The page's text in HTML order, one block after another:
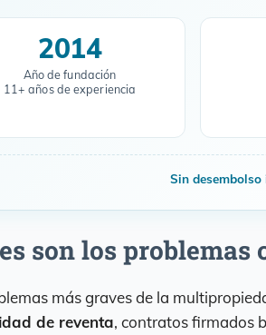
2014
Año de fundación
11+ años de experiencia
Sin
son los
más graves de la
de reventa, contratos firmados